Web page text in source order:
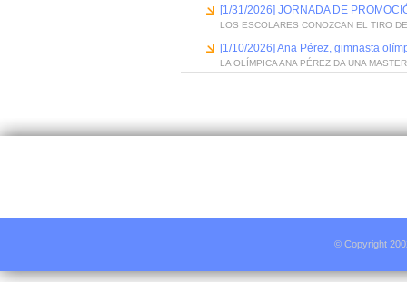
[1/31/2026] JORNADA DE
LOS ESCOLARES CONOZCAN EL TIRO
[1/10/2026] Ana Pérez, gimnasta
LA OLÍMPICA ANA PÉREZ DA UNA
© Copyright